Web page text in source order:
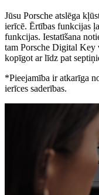
Jūsu Porsche atslēga
ierīcē. Ērtības funkcijas
funkcijas. Iestatīšana
tam Porsche Digital Key
kopīgot ar līdz pat
*Pieejamība ir atkarīga
ierīces saderības.